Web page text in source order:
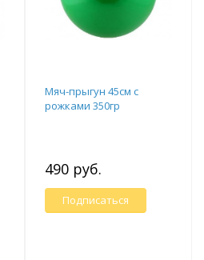
Мяч-прыгун 45см с
рожками 350гр
490 руб.
Подписаться